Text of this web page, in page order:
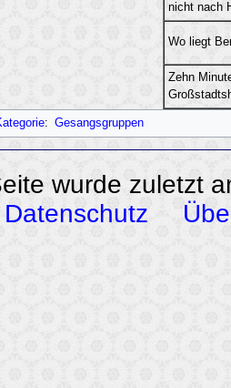
nicht nach
Wo liegt
Zehn
: Gesangsgruppen
wurde zuletzt
Datenschutz